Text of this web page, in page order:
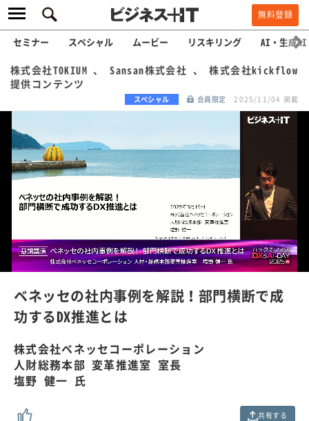
無料登録
セミナー スペシャル ムービー リスキリング AI・生成AI
株式会社TOKIUM 、 Sansan株式会社 、 株式会社kickflow
提供コンテンツ
スペシャル 会員限定 2025/11/04 掲載
U
n
u
/
a
d
e
1
0
%
ベネッセの社内事例を解説！部門横断で成
功するDX推進とは
株式会社ベネッセコーポレーション
人財総務本部 変革推進室 室長
塩野 健一 氏
共有する